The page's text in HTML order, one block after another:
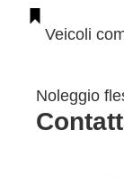
Veicoli
Noleggio